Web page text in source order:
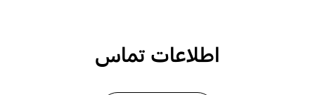
اطلاعات تماس